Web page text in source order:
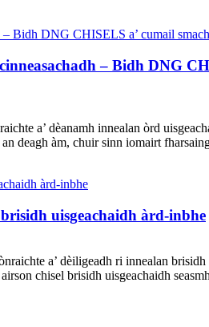
– Bidh DNG
a’ dèanamh innealan òrd
deagh àm, chuir sinn iomairt
uisgeachaidh àrd-inbhe
a’ dèiligeadh ri innealan
chisel brisidh uisgeachaidh